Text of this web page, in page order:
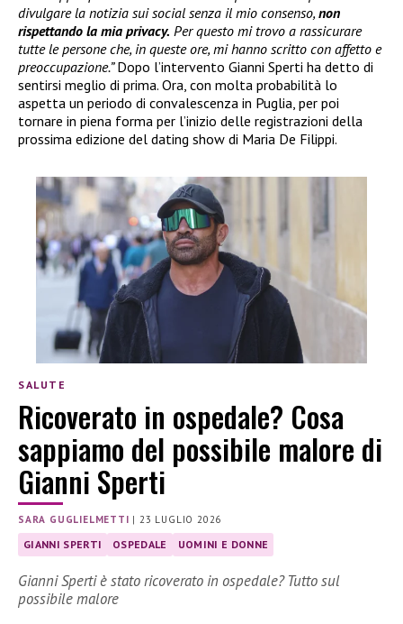
divulgare la notizia sui social senza il mio consenso, non
rispettando la mia privacy. Per questo mi trovo a rassicurare
tutte le persone che, in queste ore, mi hanno scritto con affetto e
preoccupazione.”Dopo l’intervento Gianni Sperti ha detto di
sentirsi meglio di prima. Ora, con molta probabilità lo
aspetta un periodo di convalescenza in Puglia, per poi
tornare in piena forma per l’inizio delle registrazioni della
prossima edizione del dating show di Maria De Filippi.
SALUTE
Ricoverato in ospedale? Cosa
sappiamo del possibile malore di
Gianni Sperti
SARA GUGLIELMETTI | 23 LUGLIO 2026
GIANNI SPERTI OSPEDALE UOMINI E DONNE
Gianni Sperti è stato ricoverato in ospedale? Tutto sul
possibile malore